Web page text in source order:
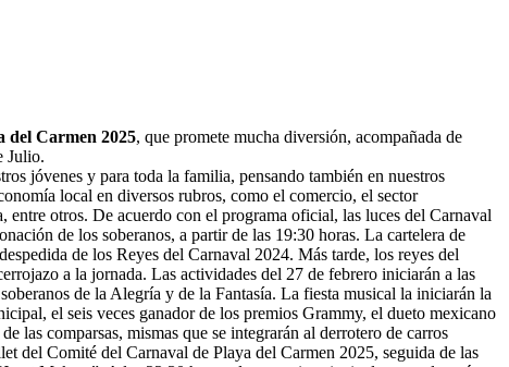
del Carmen 2025, que promete mucha diversión, acompañada de
Julio.
jóvenes y para toda la familia, pensando también en nuestros
local en diversos rubros, como el comercio, el sector
entre otros. De acuerdo con el programa oficial, las luces del Carnaval
de los soberanos, a partir de las 19:30 horas. La cartelera de
de los Reyes del Carnaval 2024. Más tarde, los reyes del
a la jornada. Las actividades del 27 de febrero iniciarán a las
de la Alegría y de la Fantasía. La fiesta musical la iniciarán la
el seis veces ganador de los premios Grammy, el dueto mexicano
las comparsas, mismas que se integrarán al derrotero de carros
del Comité del Carnaval de Playa del Carmen 2025, seguida de las